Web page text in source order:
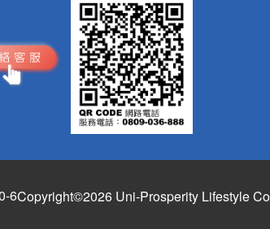
6Copyright©2026 Uni-Prosperity Lifestyle